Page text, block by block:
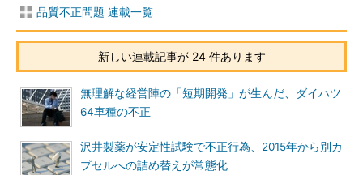
品質不正問題 連載一覧
新しい連載記事が 24 件あります
無理解な経営陣の「短期開発」が生んだ、ダイハツ
64車種の不正
沢井製薬が安定性試験で不正行為、2015年から別カ
プセルへの詰め替えが常態化